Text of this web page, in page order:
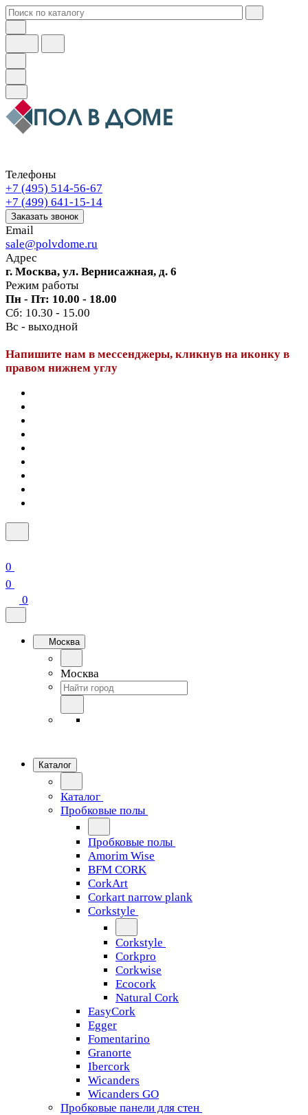
Телефоны
+7 (495) 514-56-67
+7 (499) 641-15-14
Заказать звонок
Email
sale@polvdome.ru
Адрес
г. Москва, ул. Вернисажная, д. 6
Режим работы
Пн - Пт: 10.00 - 18.00
Сб: 10.30 - 15.00
Вс - выходной
Напишите нам в мессенджеры, кликнув на иконку в
правом нижнем углу
0
0
0
Москва
Москва
Каталог
Каталог
Пробковые полы
Пробковые полы
Amorim Wise
BFM CORK
CorkArt
Corkart narrow plank
Corkstyle
Corkstyle
Corkpro
Corkwise
Ecocork
Natural Cork
EasyCork
Egger
Fomentarino
Granorte
Ibercork
Wicanders
Wicanders GO
Пробковые панели для стен